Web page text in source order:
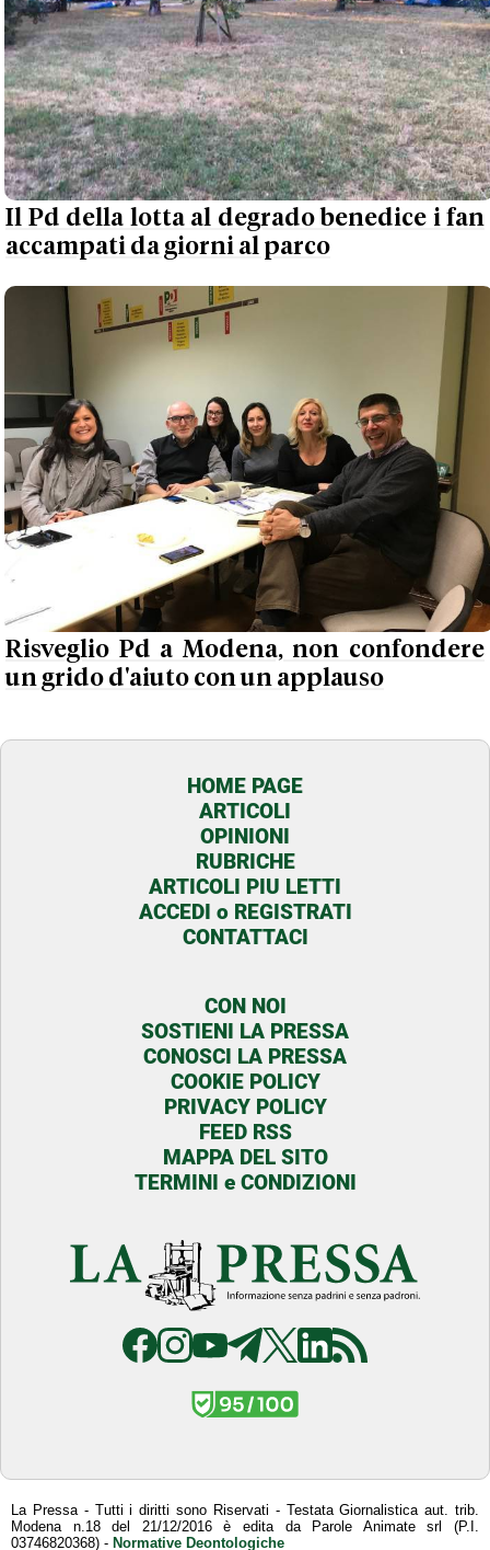
Il Pd della lotta al degrado benedice i fan
accampati da giorni al parco
Risveglio Pd a Modena, non confondere
un grido d'aiuto con un applauso
HOME PAGE
ARTICOLI
OPINIONI
RUBRICHE
ARTICOLI PIU LETTI
ACCEDI o REGISTRATI
CONTATTACI
CON NOI
SOSTIENI LA PRESSA
CONOSCI LA PRESSA
COOKIE POLICY
PRIVACY POLICY
FEED RSS
MAPPA DEL SITO
TERMINI e CONDIZIONI
La Pressa - Tutti i diritti sono Riservati - Testata Giornalistica aut. trib.
Modena n.18 del 21/12/2016 è edita da Parole Animate srl (P.I.
03746820368) - Normative Deontologiche